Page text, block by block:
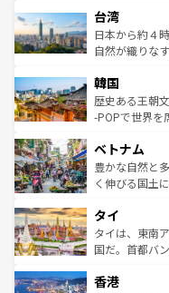
情報は
人々、おいし
ク、伝統的な
っている。訪
はコンテンツ一
リアリーフや
ク）、タスマ
ど、見どころ
いる。アクテ
ビング、ハイ
い。オースト
参照してほしい
台湾
日本から約４
自然が織りな
ン）、静ひつ
と山間の静け
驚きをもたら
容にもいいと
照してほしい。
韓国
歴史ある王朝
-POPで世界を
き、地方に足
できる。そし
まで、さまざ
リティに包ま
覧を参照して
ベトナム
豊かな自然と
く伸びる国土
急速な発展と
ーチミン市の
醸し出してい
とつ。フォー
タイ
タイは、東南
国だ。首都バ
の活気が交差
香港